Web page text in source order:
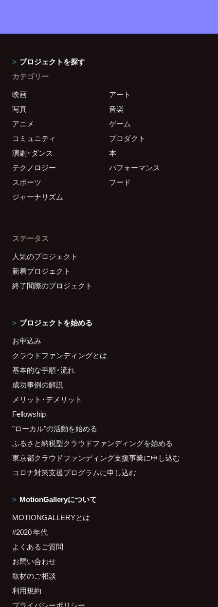
プロジェクトを探す
カテゴリー
映画
アート
写真
音楽
アニメ
ゲーム
コミュニティ
プロダクト
演劇・ダンス
本
テクノロジー
パフォーマンス
スポーツ
フード
ジャーナリズム
ステータス
人気のプロジェクト
新着プロジェクト
終了間際のプロジェクト
プロジェクトを始める
お申込み
クラウドファンディングとは
基本的な手順・流れ
成功事例の解説
メリット・デメリット
Fellowship
"ローカル"の活動を始める
ふるさと納税型クラウドファンディングを始める
東京都クラウドファンディング支援事業に申し込む
コロナ対策支援プログラムに申し込む
MotionGalleryについて
MOTIONGALLERYとは
#2020 年代
よくあるご質問
お問い合わせ
取材のご相談
利用規約